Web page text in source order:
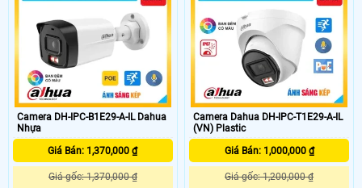
Camera DH-IPC-B1E29-A-IL Dahua
Nhựa
Giá Bán: 1,370,000 ₫
Giá gốc: 1,370,000 ₫
Camera Dahua DH-IPC-T1E29-A-IL
(VN) Plastic
Giá Bán: 1,000,000 ₫
Giá gốc: 1,200,000 ₫